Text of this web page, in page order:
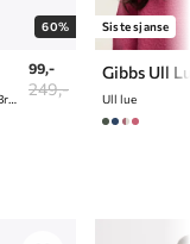
60%
Caps med Bukkene Bruse print
99,-
249,-
Siste sjanse
Gibbs Ull
Ull lue